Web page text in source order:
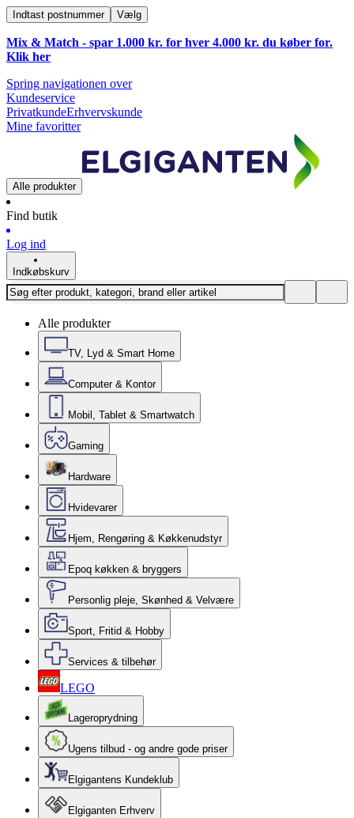
Indtast postnummer Vælg
Mix & Match - spar 1.000 kr. for hver 4.000 kr. du køber for.
Klik her
Spring navigationen over
Kundeservice
PrivatkundeErhvervskunde
Mine favoritter
Alle produkter
Find butik
Log ind
Indkøbskurv
Alle produkter
TV, Lyd & Smart Home
Computer & Kontor
Mobil, Tablet & Smartwatch
Gaming
Hardware
Hvidevarer
Hjem, Rengøring & Køkkenudstyr
Epoq køkken & bryggers
Personlig pleje, Skønhed & Velvære
Sport, Fritid & Hobby
Services & tilbehør
LEGO
Lageroprydning
Ugens tilbud - og andre gode priser
Elgigantens Kundeklub
Elgiganten Erhverv